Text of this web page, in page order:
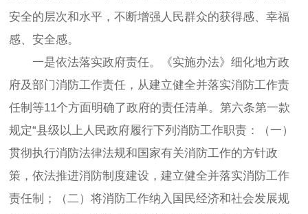
安全的层次和水平，不断增强人民群众的获得感、幸福
感、安全感。
一是依法落实政府责任。《实施办法》细化地方政
府及部门消防工作责任，从建立健全并落实消防工作责
任制等11个方面明确了政府的责任清单。第六条第一款
规定“县级以上人民政府履行下列消防工作职责：（一）
贯彻执行消防法律法规和国家有关消防工作的方针政
策，依法推进消防制度建设，建立健全并落实消防工作
责任制；（二）将消防工作纳入国民经济和社会发展规